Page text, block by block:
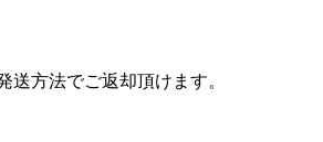
送方法でご返却頂けます。